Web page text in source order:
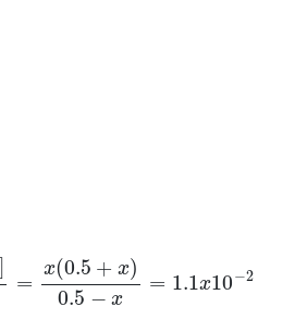
O =x (0.5 +x